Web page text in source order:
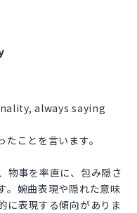
always saying
ことを言います。
物事を率直に、包み隠さ
。婉曲表現や隠れた意味
に表現する傾向がありま